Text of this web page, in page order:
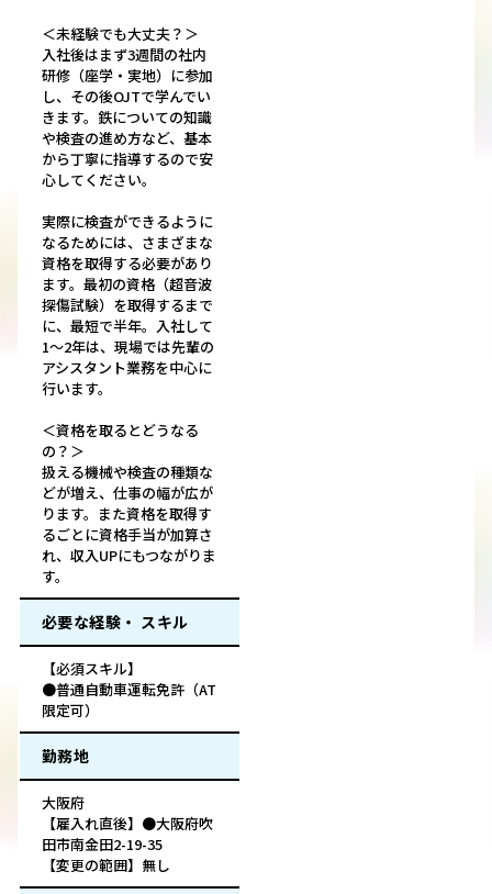
＜未経験でも大丈夫？＞
入社後はまず3週間の社内
研修（座学・実地）に参加
し、その後OJTで学んでい
きます。鉄についての知識
や検査の進め方など、基本
から丁寧に指導するので安
心してください。
実際に検査ができるように
なるためには、さまざまな
資格を取得する必要があり
ます。最初の資格（超音波
探傷試験）を取得するまで
に、最短で半年。入社して
1～2年は、現場では先輩の
アシスタント業務を中心に
行います。
＜資格を取るとどうなる
の？＞
扱える機械や検査の種類な
どが増え、仕事の幅が広が
ります。また資格を取得す
るごとに資格手当が加算さ
れ、収入UPにもつながりま
す。
必要な経験・ スキル
【必須スキル】
●普通自動車運転免許（AT
限定可）
勤務地
大阪府
【雇入れ直後】●大阪府吹
田市南金田2-19-35
【変更の範囲】無し